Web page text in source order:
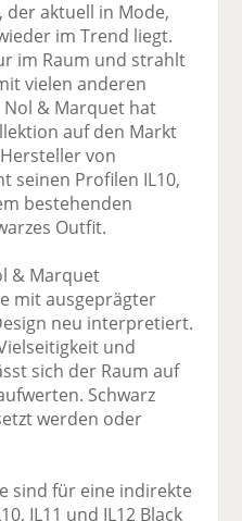
der aktuell in Mode,
im Trend liegt.
im Raum und strahlt
vielen anderen
& Marquet hat
auf den Markt
von
seinen Profilen IL10,
bestehenden
Outfit.
& Marquet
mit ausgeprägter
neu interpretiert.
und
sich der Raum auf
Schwarz
werden oder
sind für eine indirekte
IL11 und IL12 Black